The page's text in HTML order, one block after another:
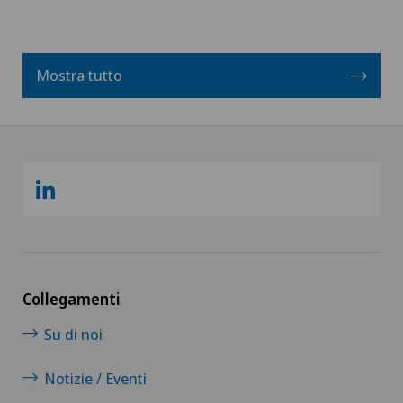
Mostra tutto
Collegamenti
Su di noi
Notizie / Eventi